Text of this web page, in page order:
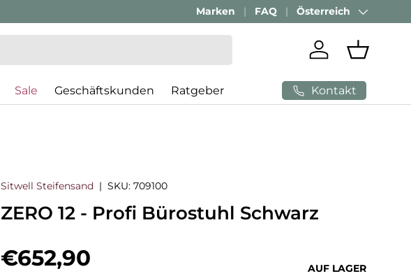
Marken FAQ Land/Region
Österreich
Einloggen
Sale Geschäftskunden Ratgeber Kontakt
Sitwell Steifensand |SKU: 709100
ZERO 12 - Profi Bürostuhl Schwarz
Normaler Preis
€652,90
AUF LAGER